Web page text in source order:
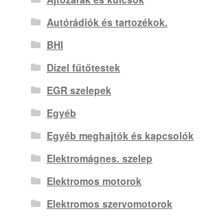
Autórádiók és tartozékok.
BHI
Dízel fűtőtestek
EGR szelepek
Egyéb
Egyéb meghajtók és kapcsolók
Elektromágnes. szelep
Elektromos motorok
Elektromos szervomotorok